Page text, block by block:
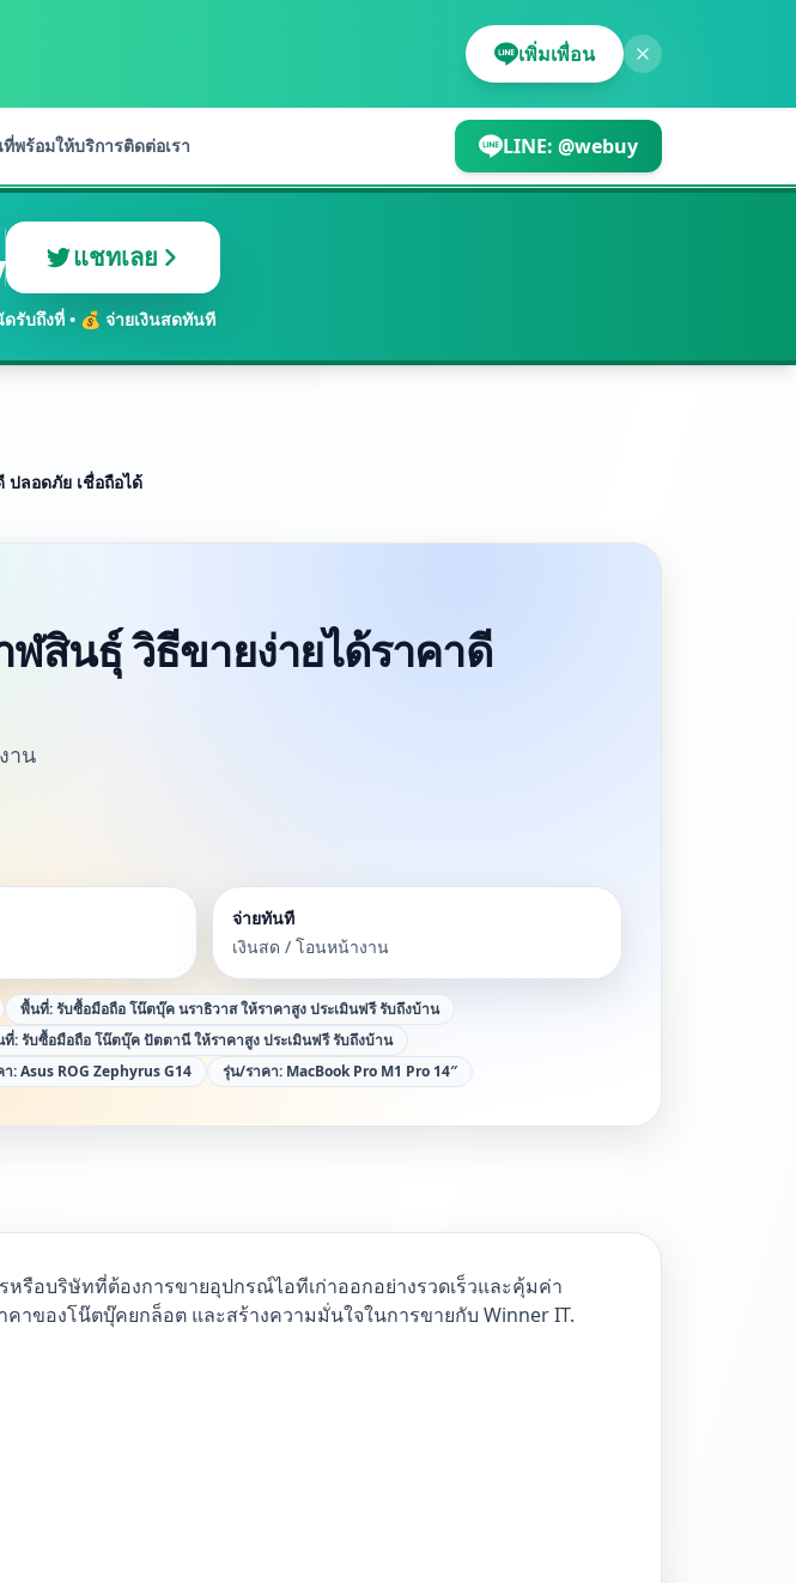
เพิ่มเพื่อน
พร้อมให้บริการติดต่อเรา LINE: @webuy
แชทเลย
รับถึงที่ • 💰 จ่ายเงินสดทันที
ลอดภัย เชื่อถือได้
สินธุ์ วิธีขายง่ายได้ราคาดี
าน
จ่ายทันที
เงินสด / โอนหน้างาน
พื้นที่:รับซื้อมือถือ โน๊ตบุ๊ค นราธิวาส ให้ราคาสูง ประเมินฟรี รับถึงบ้าน
ที่:รับซื้อมือถือ โน๊ตบุ๊ค ปัตตานี ให้ราคาสูง ประเมินฟรี รับถึงบ้าน
า:Asus ROG Zephyrus G14 รุ่น/ราคา: MacBook Pro M1 Pro 14″
หรือบริษัทที่ต้องการขายอุปกรณ์ไอทีเก่าออกอย่างรวดเร็วและคุ้มค่า
ของโน๊ตบุ๊คยกล็อต และสร้างความมั่นใจในการขายกับ Winner IT.